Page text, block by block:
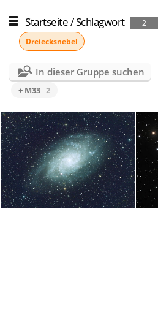
Startseite/Schlagwort
2
Dreiecksnebel
In dieser Gruppe suchen
+ M33 2